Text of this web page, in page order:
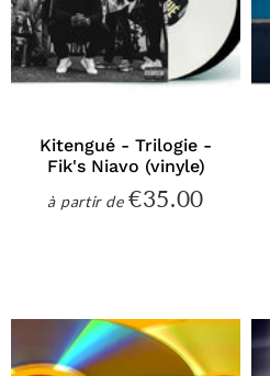
Kitengué - Trilogie -
Fik's Niavo (vinyle)
à partir dePrix
€35.00